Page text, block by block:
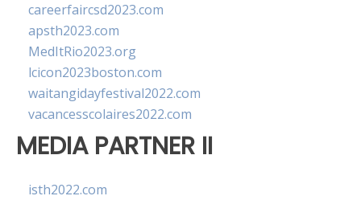
careerfaircsd2023.com
apsth2023.com
MedItRio2023.org
lcicon2023boston.com
waitangidayfestival2022.com
vacancesscolaires2022.com
MEDIA PARTNER II
isth2022.com